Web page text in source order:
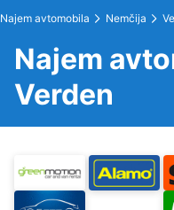
Najem avtomobila Nemčija
Najem
Verden